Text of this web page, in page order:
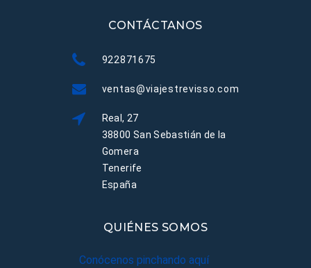
CONTÁCTANOS
922871675
ventas@viajestrevisso.com
Real, 27
38800 San Sebastián de la
Gomera
Tenerife
España
QUIÉNES SOMOS
Conócenos pinchando aquí